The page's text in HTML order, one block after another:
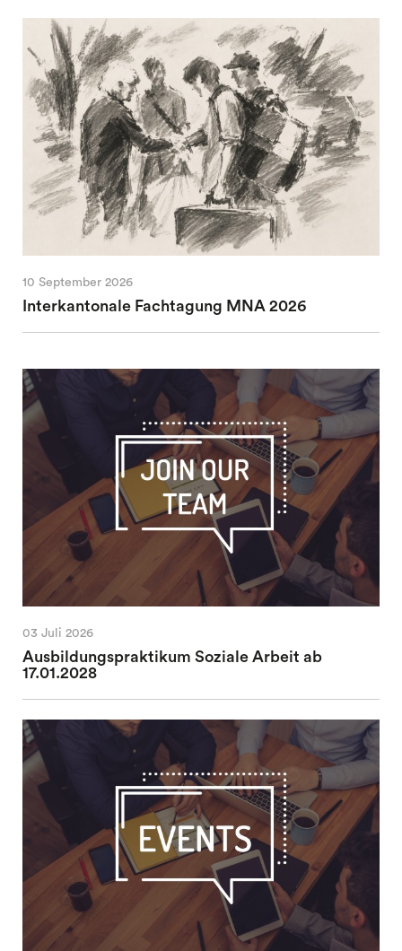
10 September 2026
Interkantonale Fachtagung MNA 2026
03 Juli 2026
Ausbildungspraktikum Soziale Arbeit ab
17.01.2028